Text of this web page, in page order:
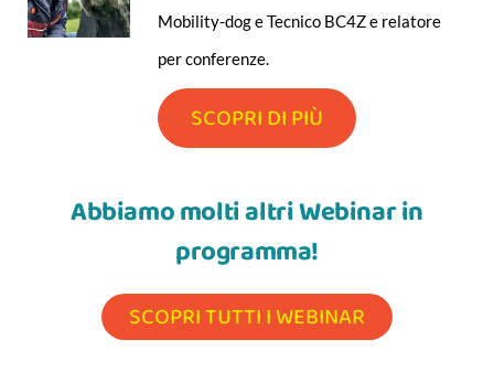
Mobility-dog e Tecnico BC4Z e relatore
per conferenze.
SCOPRI DI PIÙ
Abbiamo molti altri Webinar in
programma!
SCOPRI TUTTI I WEBINAR